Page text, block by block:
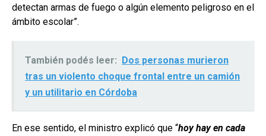
detectan armas de fuego o algún elemento peligroso en el
ámbito escolar”.
También podés leer:
Dos personas murieron
tras un violento choque frontal entre un camión
y un utilitario en Córdoba
En ese sentido, el ministro explicó que “hoy hay en cada